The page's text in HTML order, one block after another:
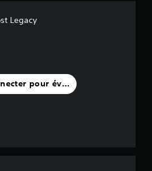
l
i
Legacy
pour évaluer